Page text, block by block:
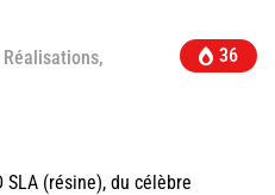
Réalisations,
36
(résine), du célèbre